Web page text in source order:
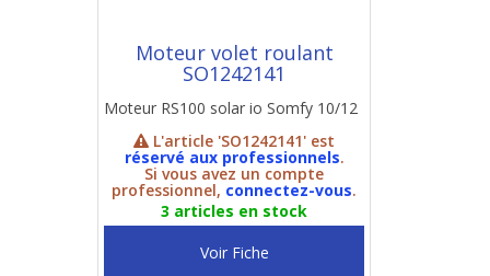
Moteur volet roulant
SO1242141
Moteur RS100 solar io Somfy 10/12
L'article 'SO1242141' est
réservé aux professionnels.
Si vous avez un compte
professionnel, connectez-vous.
3 articles en stock
Voir Fiche